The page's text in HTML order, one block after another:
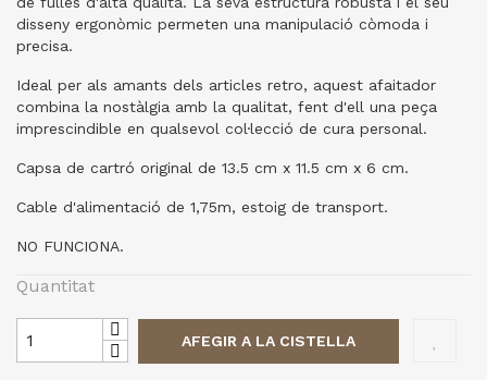
disseny ergonòmic permeten una manipulació còmoda i
precisa.
Ideal per als amants dels articles retro, aquest afaitador
combina la nostàlgia amb la qualitat, fent d'ell una peça
imprescindible en qualsevol col·lecció de cura personal.
Capsa de cartró original de 13.5 cm x 11.5 cm x 6 cm.
Cable d'alimentació de 1,75m, estoig de transport.
NO FUNCIONA.
Quantitat
AFEGIR A LA CISTELLA